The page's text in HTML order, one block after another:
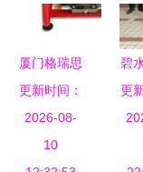
厦门格瑞思
救援装备
消防器材产
品列表
更新时间：
2026-08-
10
碧
捐
水
消
更